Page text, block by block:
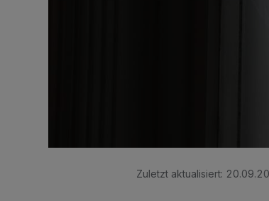
Zuletzt aktualisiert: